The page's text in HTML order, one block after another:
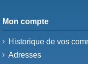
Mon compte
Historique de vos
Adresses